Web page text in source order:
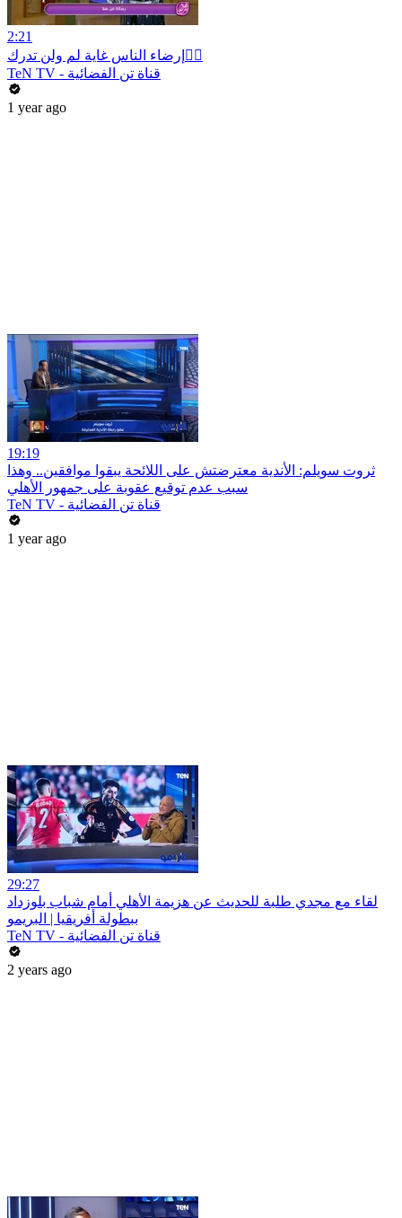
2:21
إرضاء الناس غاية لم ولن تدرك✋🏻
TeN TV - قناة تن الفضائية
1 year ago
19:19
ثروت سويلم: الأندية معترضتش على اللائحة يبقوا موافقين.. وهذا
سبب عدم توقيع عقوبة على جمهور الأهلي
TeN TV - قناة تن الفضائية
1 year ago
29:27
لقاء مع مجدي طلبة للحديث عن هزيمة الأهلي أمام شباب بلوزداد
ببطولة أفريقيا | البريمو
TeN TV - قناة تن الفضائية
2 years ago